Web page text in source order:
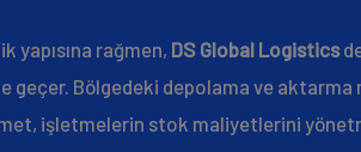
yapısına rağmen, DS Global Logistics
geçer. Bölgedeki depolama ve
işletmelerin stok maliyetlerini